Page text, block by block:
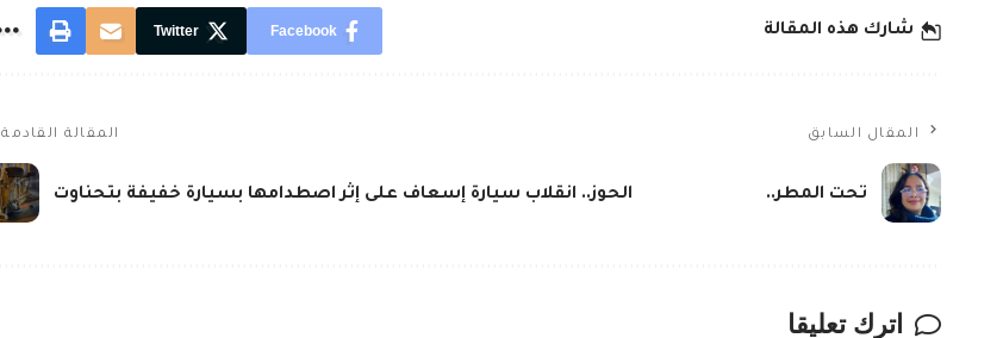
شارك هذه المقالة Facebook
Twitter
المقال السابق
تحت المطر..
المقالة القادمة
الحوز.. انقلاب سيارة إسعاف على إثر اصطدامها بسيارة خفيفة بتحناوت
اترك تعليقا